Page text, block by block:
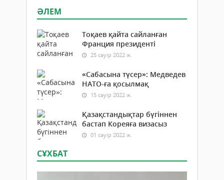
ӘЛЕМ
Тоқаев қайта сайланған
Франция президенті
25 сәуір 2022 ж.
«Сабасына түсер»: Медведев
НАТО-ға қосылмақ
15 сәуір 2022 ж.
Қазақстандықтар бүгіннен
бастап Кореяға визасыз
01 сәуір 2022 ж.
СҰХБАТ